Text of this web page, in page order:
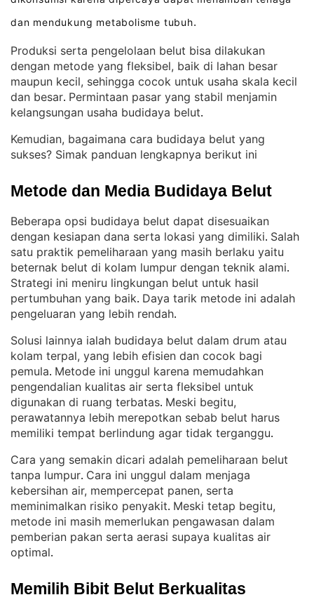
dan mendukung metabolisme tubuh.
Produksi serta pengelolaan belut bisa dilakukan
dengan metode yang fleksibel, baik di lahan besar
maupun kecil, sehingga cocok untuk usaha skala kecil
dan besar. Permintaan pasar yang stabil menjamin
kelangsungan usaha budidaya belut.
Kemudian, bagaimana cara budidaya belut yang
sukses? Simak panduan lengkapnya berikut ini
Metode dan Media Budidaya Belut
Beberapa opsi budidaya belut dapat disesuaikan
dengan kesiapan dana serta lokasi yang dimiliki. Salah
satu praktik pemeliharaan yang masih berlaku yaitu
beternak belut di kolam lumpur dengan teknik alami
Strategi ini meniru lingkungan belut untuk hasil
pertumbuhan yang baik. Daya tarik metode ini adalah
pengeluaran yang lebih rendah.
Solusi lainnya ialah budidaya belut dalam drum atau
kolam terpal, yang lebih efisien dan cocok bagi
pemula. Metode ini unggul karena memudahkan
pengendalian kualitas air serta fleksibel untuk
digunakan di ruang terbatas. Meski begitu,
perawatannya lebih merepotkan sebab belut harus
memiliki tempat berlindung agar tidak terganggu.
Cara yang semakin dicari adalah pemeliharaan belut
tanpa lumpur. Cara ini unggul dalam menjaga
kebersihan air, mempercepat panen, serta
meminimalkan risiko penyakit. Meski tetap begitu,
metode ini masih memerlukan pengawasan dalam
pemberian pakan serta aerasi supaya kualitas air
optimal.
Memilih Bibit Belut Berkualitas